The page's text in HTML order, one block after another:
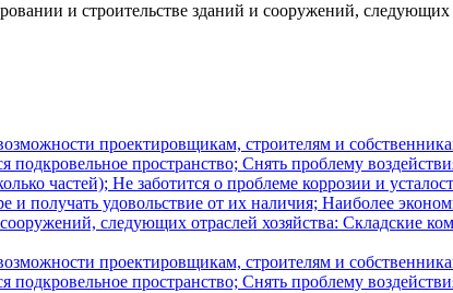
и строительстве зданий и сооружений, следующих